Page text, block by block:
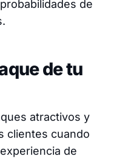
de
de tu
atractivos y
clientes cuando
de